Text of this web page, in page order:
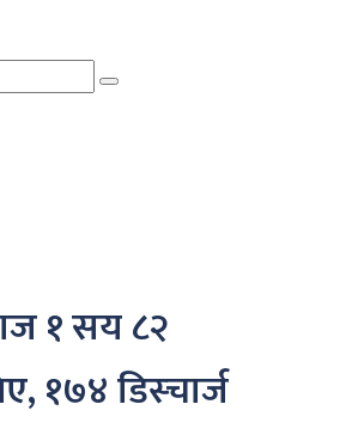
१ सय ८२
१७४ डिस्चार्ज